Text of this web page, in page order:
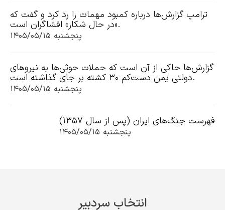
ترامپ گزارش‌ها درباره کمبود مهمات را رد کرد و گفت که
«در حال شکار» افشاگران است.
پنجشنبه ۱۴۰۵/۰۵/۱۵
گزارش‌ها حاکی از آن است که حملات حوثی‌ها به نیروهای
دولتی یمن دست‌کم ۳۰ کشته بر جای گذاشته است.
پنجشنبه ۱۴۰۵/۰۵/۱۵
فهرست جنگ‌های ایران (پس از سال ۱۳۵۷)
پنجشنبه ۱۴۰۵/۰۵/۱۵
انتخاب سردبیر